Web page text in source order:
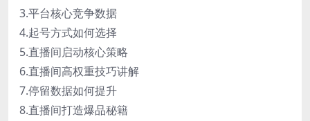
3.平台核心竞争数据
4.起号方式如何选择
5.直播间启动核心策略
6.直播间高权重技巧讲解
7.停留数据如何提升
8.直播间打造爆品秘籍